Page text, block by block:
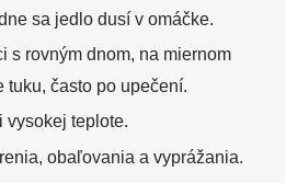
sa jedlo dusí v omáčke.
s rovným dnom, na miernom
tuku, často po upečení.
vysokej teplote.
obaľovania a vyprážania.